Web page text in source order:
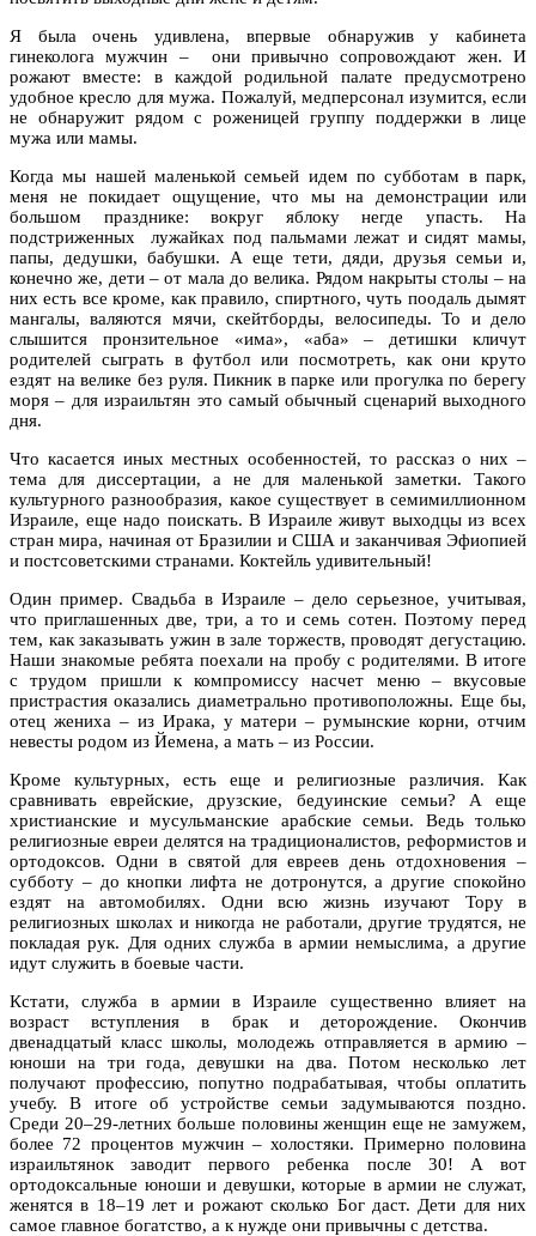
Я была очень удивлена, впервые обнаружив у кабинета
гинеколога мужчин – они привычно сопровождают жен. И
рожают вместе: в каждой родильной палате предусмотрено
удобное кресло для мужа. Пожалуй, медперсонал изумится, если
не обнаружит рядом с роженицей группу поддержки в лице
мужа или мамы.
Когда мы нашей маленькой семьей идем по субботам в парк,
меня не покидает ощущение, что мы на демонстрации или
большом празднике: вокруг яблоку негде упасть. На
подстриженных лужайках под пальмами лежат и сидят мамы,
папы, дедушки, бабушки. А еще тети, дяди, друзья семьи и,
конечно же, дети – от мала до велика. Рядом накрыты столы – на
них есть все кроме, как правило, спиртного, чуть поодаль дымят
мангалы, валяются мячи, скейтборды, велосипеды. То и дело
слышится пронзительное «има», «аба» – детишки кличут
родителей сыграть в футбол или посмотреть, как они круто
ездят на велике без руля. Пикник в парке или прогулка по берегу
моря – для израильтян это самый обычный сценарий выходного
дня.
Что касается иных местных особенностей, то рассказ о них –
тема для диссертации, а не для маленькой заметки. Такого
культурного разнообразия, какое существует в семимиллионном
Израиле, еще надо поискать. В Израиле живут выходцы из всех
стран мира, начиная от Бразилии и США и заканчивая Эфиопией
и постсоветскими странами. Коктейль удивительный!
Один пример. Свадьба в Израиле – дело серьезное, учитывая,
что приглашенных две, три, а то и семь сотен. Поэтому перед
тем, как заказывать ужин в зале торжеств, проводят дегустацию.
Наши знакомые ребята поехали на пробу с родителями. В итоге
с трудом пришли к компромиссу насчет меню – вкусовые
пристрастия оказались диаметрально противоположны. Еще бы,
отец жениха – из Ирака, у матери – румынские корни, отчим
невесты родом из Йемена, а мать – из России.
Кроме культурных, есть еще и религиозные различия. Как
сравнивать еврейские, друзские, бедуинские семьи? А еще
христианские и мусульманские арабские семьи. Ведь только
религиозные евреи делятся на традиционалистов, реформистов и
ортодоксов. Одни в святой для евреев день отдохновения –
субботу – до кнопки лифта не дотронутся, а другие спокойно
ездят на автомобилях. Одни всю жизнь изучают Тору в
религиозных школах и никогда не работали, другие трудятся, не
покладая рук. Для одних служба в армии немыслима, а другие
идут служить в боевые части.
Кстати, служба в армии в Израиле существенно влияет на
возраст вступления в брак и деторождение. Окончив
двенадцатый класс школы, молодежь отправляется в армию –
юноши на три года, девушки на два. Потом несколько лет
получают профессию, попутно подрабатывая, чтобы оплатить
учебу. В итоге об устройстве семьи задумываются поздно.
Среди 20–29-летних больше половины женщин еще не замужем,
более 72 процентов мужчин – холостяки. Примерно половина
израильтянок заводит первого ребенка после 30! А вот
ортодоксальные юноши и девушки, которые в армии не служат,
женятся в 18–19 лет и рожают сколько Бог даст. Дети для них
самое главное богатство, а к нужде они привычны с детства.